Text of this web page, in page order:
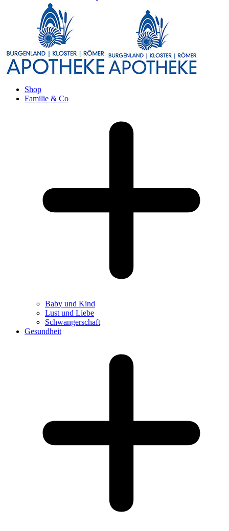
Shop
Familie & Co
Baby und Kind
Lust und Liebe
Schwangerschaft
Gesundheit